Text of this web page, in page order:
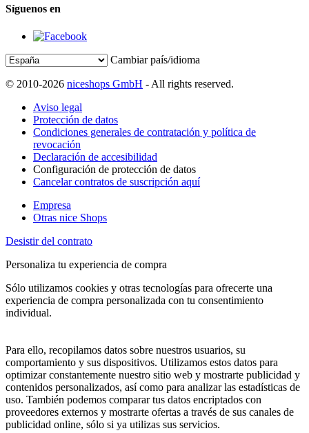
Síguenos en
Cambiar país/idioma
© 2010-2026 niceshops GmbH - All rights reserved.
Aviso legal
Protección de datos
Condiciones generales de contratación y política de
revocación
Declaración de accesibilidad
Configuración de protección de datos
Cancelar contratos de suscripción aquí
Empresa
Otras nice Shops
Desistir del contrato
Personaliza tu experiencia de compra
Sólo utilizamos cookies y otras tecnologías para ofrecerte una
experiencia de compra personalizada con tu consentimiento
individual.
Para ello, recopilamos datos sobre nuestros usuarios, su
comportamiento y sus dispositivos. Utilizamos estos datos para
optimizar constantemente nuestro sitio web y mostrarte publicidad y
contenidos personalizados, así como para analizar las estadísticas de
uso. También podemos comparar tus datos encriptados con
proveedores externos y mostrarte ofertas a través de sus canales de
publicidad online, sólo si ya utilizas sus servicios.